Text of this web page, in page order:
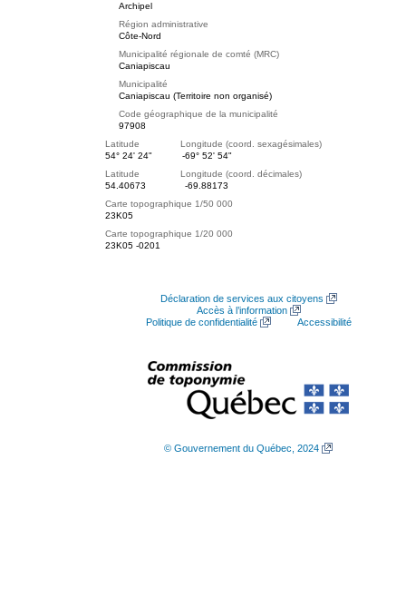
Archipel
Région administrative
Côte-Nord
Municipalité régionale de comté (MRC)
Caniapiscau
Municipalité
Caniapiscau (Territoire non organisé)
Code géographique de la municipalité
97908
Latitude Longitude (coord. sexagésimales)
54° 24' 24"
-69° 52' 54"
Latitude Longitude (coord. décimales)
54.40673
-69.88173
Carte topographique 1/50 000
23K05
Carte topographique 1/20 000
23K05 -0201
Déclaration de services aux citoyens
Accès à l’information
Politique de confidentialité
Accessibilité
© Gouvernement du Québec, 2024